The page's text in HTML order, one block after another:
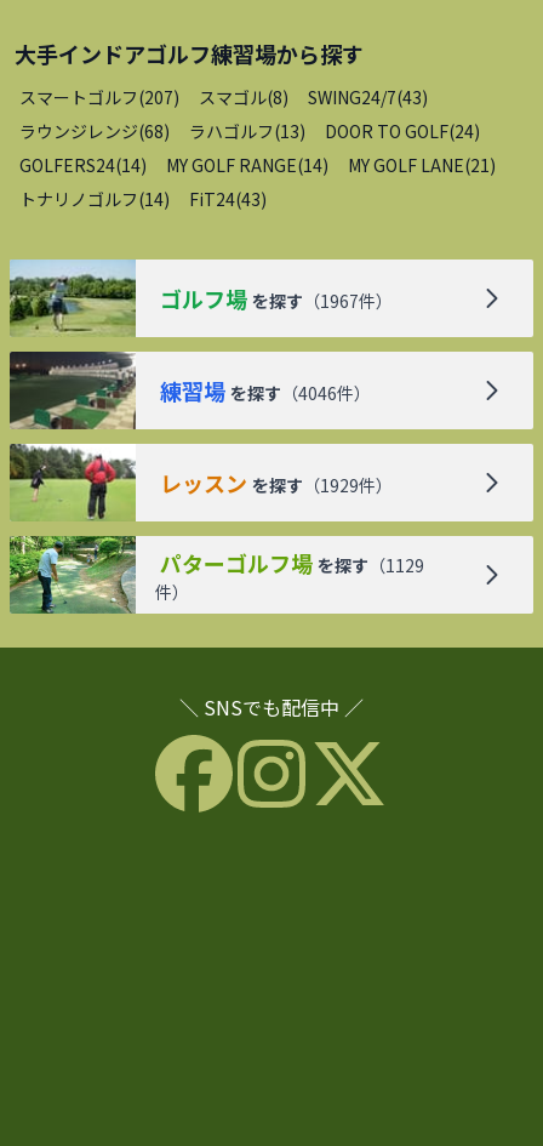
大手インドアゴルフ練習場から探す
スマートゴルフ(207) スマゴル(8) SWING24/7(43)
ラウンジレンジ(68) ラハゴルフ(13) DOOR TO GOLF(24)
GOLFERS24(14) MY GOLF RANGE(14) MY GOLF LANE(21)
トナリノゴルフ(14) FiT24(43)
ゴルフ場 を探す （1967件）
練習場 を探す （4046件）
レッスン を探す （1929件）
パターゴルフ場 を探す （1129
件）
＼ SNSでも配信中 ／